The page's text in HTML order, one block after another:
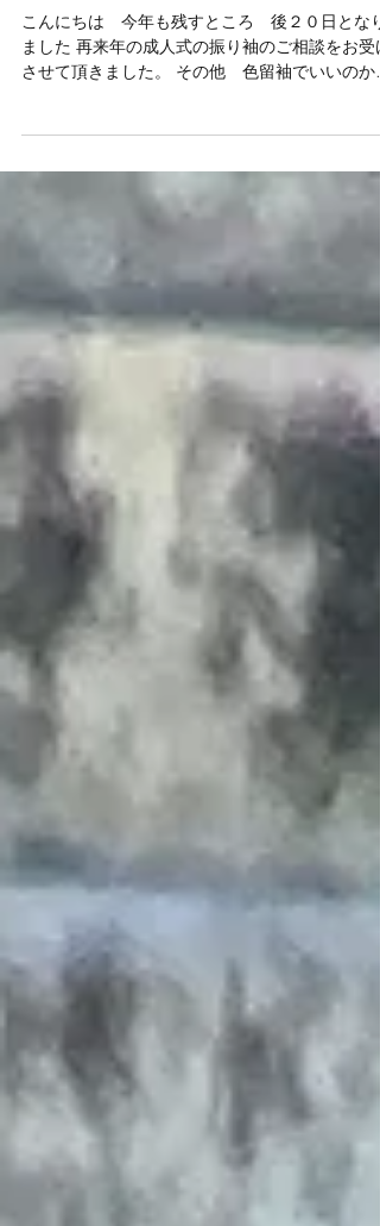
こんにちは 今年も残すところ 後２０日となり
ました 再来年の成人式の振り袖のご相談をお受け
させて頂きました。 その他 色留袖でいいのか
なりとお問い合わせ下さいませ。